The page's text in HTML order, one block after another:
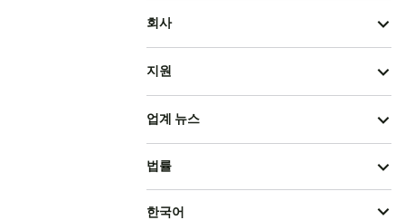
회사
지원
업계 뉴스
법률
한국어